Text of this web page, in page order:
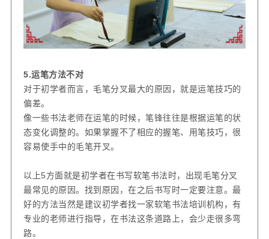
5.运笔方法不对
对于初学者而言，毛笔分叉最大的原因，就是运笔技巧的
偏差。
像一些书法老师在运笔的时候，笔锋往往是根据运笔的状
态变化调整的。如果掌握不了相应的握笔、用笔技巧，很
容易使手中的毛笔开叉。
以上5方面就是初学者在书写软笔书法时，出现毛笔分叉
最常见的原因。找到原因，在之后书写时一定要注意。最
好的方法当然是建议初学者找一家软笔书法培训机构，有
专业的老师进行指导，在书法这条道路上，会少走很多弯
路。